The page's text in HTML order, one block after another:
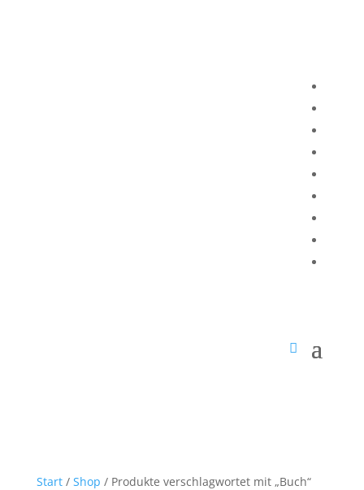
Start/ Shop / Produkte verschlagwortet mit „Buch“